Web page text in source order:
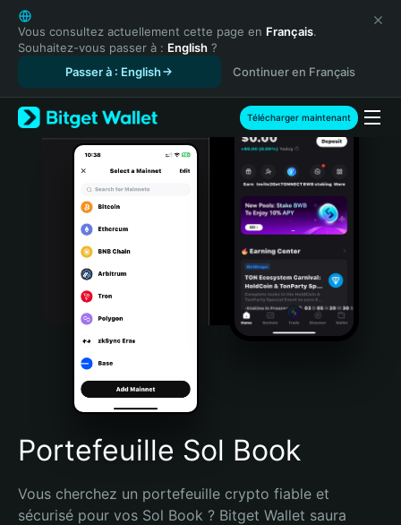
English
日本語
Tiếng Việt
Español (Latinoamérica)
Türkçe
Italiano
Português (Portugal)
Bahasa Indonesia
Português (Brasil)
Español (Argentina)
Vous consultez actuellement cette page en Français.
Souhaitez-vous passer à : English ?
Passer à : English
Continuer en Français
Télécharger maintenant
Portefeuille Sol Book
Vous cherchez un portefeuille crypto fiable et
sécurisé pour vos Sol Book ? Bitget Wallet saura